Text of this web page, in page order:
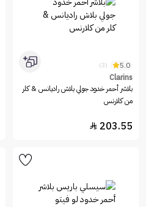
5.0
(3)
Clarins
بلاشر أحمر خدود جولي بلاش راديانس & كلر
من كلارنس
203.55
